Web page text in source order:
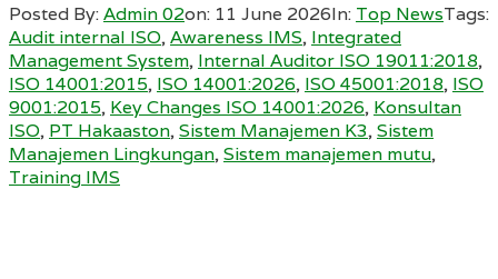
Posted By:Admin 02on: 11 June 2026In: Top NewsTags:
Audit internal ISO,Awareness IMS, Integrated
Management System, Internal Auditor ISO 19011:2018,
ISO 14001:2015, ISO 14001:2026, ISO 45001:2018, ISO
9001:2015, Key Changes ISO 14001:2026, Konsultan
ISO, PT Hakaaston,Sistem Manajemen K3,Sistem
Manajemen Lingkungan,Sistem manajemen mutu,
Training IMS